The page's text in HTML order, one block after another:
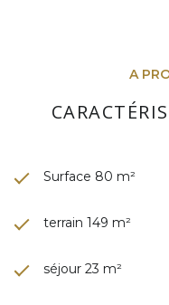
A
Surface 80 m²
terrain 149 m²
séjour 23 m²